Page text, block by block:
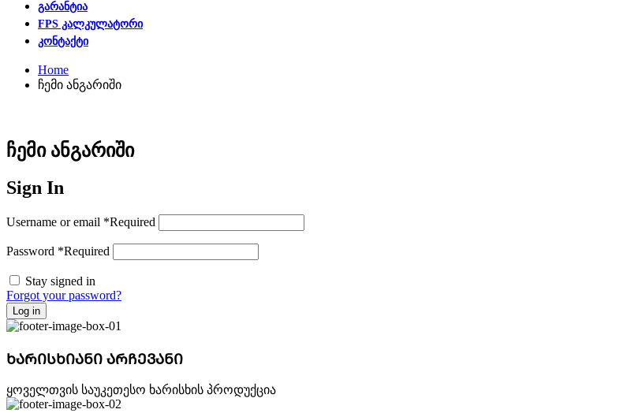
ᲒᲐᲠᲐᲜᲢᲘᲐ
FPS ᲙᲐᲚᲙᲣᲚᲐᲢᲝᲠᲘ
ᲙᲝᲜᲢᲐᲥᲢᲘ
Home
ჩემი ანგარიში
ჩემი ანგარიში
Sign In
Username or email *Required
Password *Required
Stay signed in
Forgot your password?
Log in
ᲮᲐᲠᲘᲡᲮᲘᲐᲜᲘ ᲐᲠᲩᲔᲕᲐᲜᲘ
ყოველთვის საუკეთესო ხარისხის პროდუქცია